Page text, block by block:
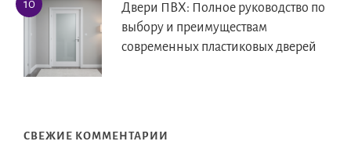
Двери ПВХ: Полное руководство по
выбору и преимуществам
современных пластиковых дверей
СВЕЖИЕ КОММЕНТАРИИ